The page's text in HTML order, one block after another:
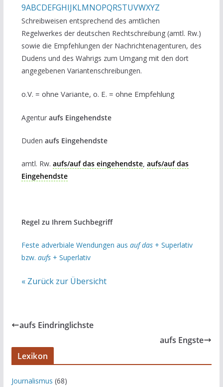
9ABCDEFGHIJKLMNOPQRSTUVWXYZ
Schreibweisen entsprechend des amtlichen
Regelwerkes der deutschen Rechtschreibung (amtl. Rw.)
sowie die Empfehlungen der Nachrichtenagenturen, des
Dudens und des Wahrigs zum Umgang mit den dort
angegebenen Variantenschreibungen.
o.V. = ohne Variante, o. E. = ohne Empfehlung
Agentur aufs Eingehendste
Duden aufs Eingehendste
amtl. Rw. aufs/auf das eingehendste, aufs/auf das
Eingehendste
Regel zu Ihrem Suchbegriff
Feste adverbiale Wendungen aus auf das+ Superlativ
bzw. aufs + Superlativ
« Zurück zur Übersicht
aufs Eindringlichste
aufs Engste
Lexikon
Journalismus (68)